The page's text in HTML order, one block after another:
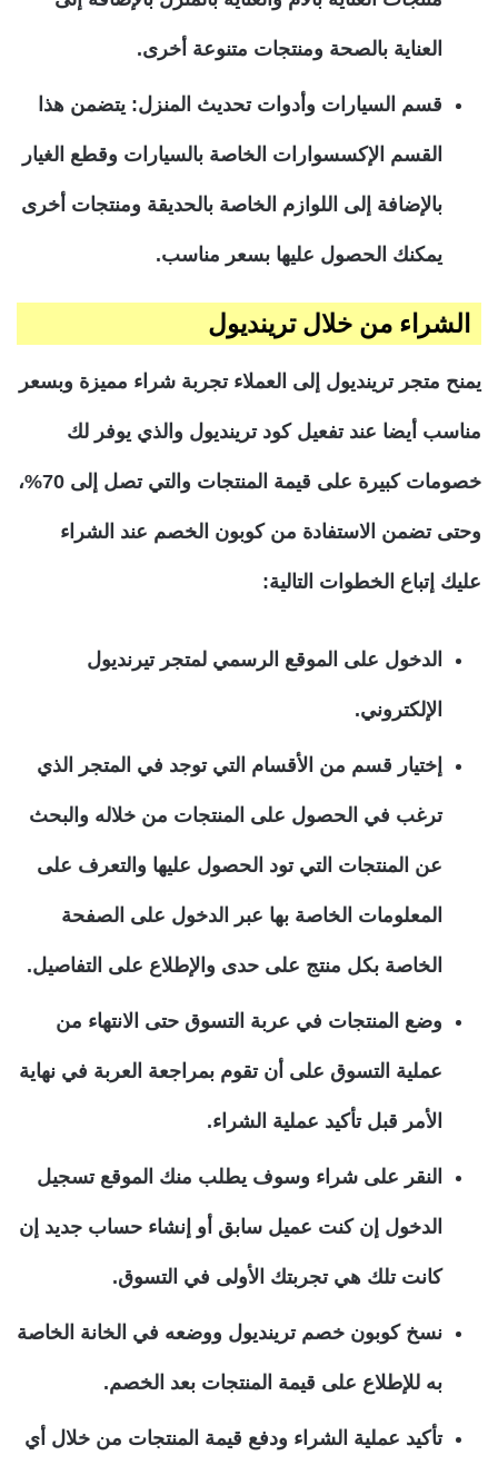
العناية بالصحة ومنتجات متنوعة أخرى.
قسم السيارات وأدوات تحديث المنزل: يتضمن هذا
القسم الإكسسوارات الخاصة بالسيارات وقطع الغيار
بالإضافة إلى اللوازم الخاصة بالحديقة ومنتجات أخرى
يمكنك الحصول عليها بسعر مناسب.
الشراء من خلال ترينديول
يمنح متجر ترينديول إلى العملاء تجربة شراء مميزة وبسعر
مناسب أيضا عند تفعيلكود ترينديول والذي يوفر لك
خصومات كبيرة على قيمة المنتجات والتي تصل إلى 70%،
وحتى تضمن الاستفادة من كوبون الخصم عند الشراء
عليك إتباع الخطوات التالية:
الدخول على الموقع الرسمي لمتجر تيرنديول
الإلكتروني.
إختيار قسم من الأقسام التي توجد في المتجر الذي
ترغب في الحصول على المنتجات من خلاله والبحث
عن المنتجات التي تود الحصول عليها والتعرف على
المعلومات الخاصة بها عبر الدخول على الصفحة
الخاصة بكل منتج على حدى والإطلاع على التفاصيل.
وضع المنتجات في عربة التسوق حتى الانتهاء من
عملية التسوق على أن تقوم بمراجعة العربة في نهاية
الأمر قبل تأكيد عملية الشراء.
النقر على شراء وسوف يطلب منك الموقع تسجيل
الدخول إن كنت عميل سابق أو إنشاء حساب جديد إن
كانت تلك هي تجربتك الأولى في التسوق.
نسخ كوبون خصم ترينديول ووضعه في الخانة الخاصة
به للإطلاع على قيمة المنتجات بعد الخصم.
تأكيد عملية الشراء ودفع قيمة المنتجات من خلال أي